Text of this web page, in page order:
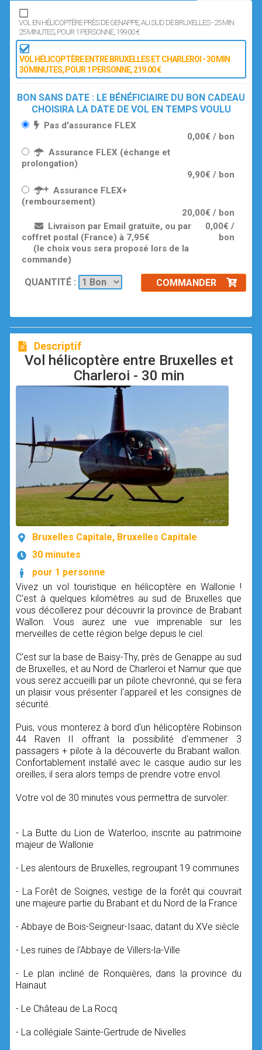
VOL EN HÉLICOPTÈRE PRÈS DE GENAPPE, AU SUD DE BRUXELLES - 25 MIN
25 MINUTES, POUR 1 PERSONNE, 199.00 €
VOL HÉLICOPTÈRE ENTRE BRUXELLES ET CHARLEROI - 30 MIN
30 MINUTES, POUR 1 PERSONNE, 219.00 €
BON SANS DATE : LE BÉNÉFICIAIRE DU BON CADEAU
CHOISIRA LA DATE DE VOL EN TEMPS VOULU
Pas d'assurance FLEX
0,00€ / bon
Assurance FLEX (échange et
prolongation)
9,90€ / bon
Assurance FLEX+
(remboursement)
20,00€ / bon
Livraison par Email gratuite, ou par
coffret postal (France) à 7,95€
(le choix vous sera proposé lors de la
commande)
0,00€ /
bon
QUANTITÉ : COMMANDER
Descriptif
Vol hélicoptère entre Bruxelles et
Charleroi - 30 min
Bruxelles Capitale, Bruxelles Capitale
30 minutes
pour 1 personne
Vivez un vol touristique en hélicoptère en Wallonie !
C'est à quelques kilomètres au sud de Bruxelles que
vous décollerez pour découvrir la province de Brabant
Wallon. Vous aurez une vue imprenable sur les
merveilles de cette région belge depuis le ciel.
C'est sur la base de Baisy-Thy, près de Genappe au sud
de Bruxelles, et au Nord de Charleroi et Namur que que
vous serez accueilli par un pilote chevronné, qui se fera
un plaisir vous présenter l'appareil et les consignes de
sécurité.
Puis, vous monterez à bord d'un hélicoptère Robinson
44 Raven II offrant la possibilité d'emmener 3
passagers + pilote à la découverte du Brabant wallon.
Confortablement installé avec le casque audio sur les
oreilles, il sera alors temps de prendre votre envol.
Votre vol de 30 minutes vous permettra de survoler:
- La Butte du Lion de Waterloo, inscrite au patrimoine
majeur de Wallonie
- Les alentours de Bruxelles, regroupant 19 communes
- La Forêt de Soignes, vestige de la forêt qui couvrait
une majeure partie du Brabant et du Nord de la France
- Abbaye de Bois-Seigneur-Isaac, datant du XVe siècle
- Les ruines de l'Abbaye de Villers-la-Ville
- Le plan incliné de Ronquières, dans la province du
Hainaut
- Le Château de La Rocq
- La collégiale Sainte-Gertrude de Nivelles